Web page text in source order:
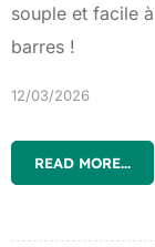
souple et facile
barres !
12/03/2026
READ MORE...